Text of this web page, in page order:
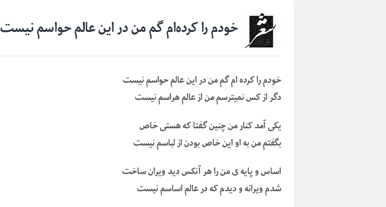
خودم را کرده‌ام گم من در این عالم حواسم نیست
خودم را کرده ام گم من در این عالم حواسم نیست
دگر از کس نمیترسم من از عالم هراسم نیست
یکی آمد کنار من چنین گفتا که هستی خاص
بگفتم من به او این خاص بودن از لباسم نیست
اساس و پایه ی من را هر آنکس دید ویران ساخت
شدم ویرانه و دیدم که در عالم اساسم نیست